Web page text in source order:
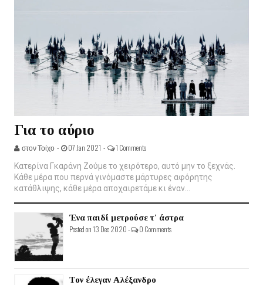
Για το αύριο
στον Τοίχο - 07 Jan 2021 - 1 Comments
Κατερίνα Γκαράνη Ζούμε το χειρότερο, αυτό μην το ξεχνάς.
Κάθε μέρα που περνά γινόμαστε μάρτυρες αφόρητης
κατάθλιψης, κάθε μέρα αποχαιρετάμε κι έναν...
Ένα παιδί μετρούσε τ' άστρα
Posted on 13 Dec 2020 - 0 Comments
Τον έλεγαν Αλέξανδρο